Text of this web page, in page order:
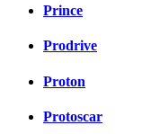
Prince
Prodrive
Proton
Protoscar